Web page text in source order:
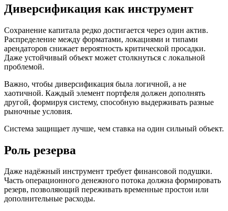
Диверсификация как инструмент
Сохранение капитала редко достигается через один актив.
Распределение между форматами, локациями и типами
арендаторов снижает вероятность критической просадки.
Даже устойчивый объект может столкнуться с локальной
проблемой.
Важно, чтобы диверсификация была логичной, а не
хаотичной. Каждый элемент портфеля должен дополнять
другой, формируя систему, способную выдерживать разные
рыночные условия.
Система защищает лучше, чем ставка на один сильный объект.
Роль резерва
Даже надёжный инструмент требует финансовой подушки.
Часть операционного денежного потока должна формировать
резерв, позволяющий переживать временные простои или
дополнительные расходы.